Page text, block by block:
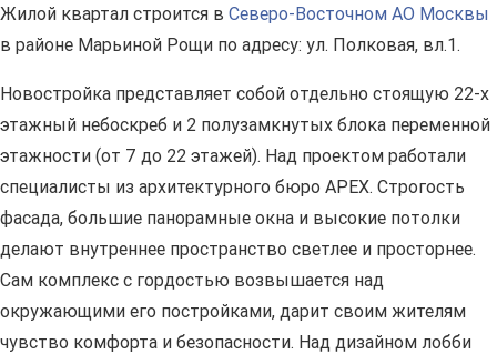
Жилой квартал строится в Северо-Восточном АО Москвы
в районе Марьиной Рощи по адресу: ул. Полковая, вл.1.
Новостройка представляет собой отдельно стоящую 22-х
этажный небоскреб и 2 полузамкнутых блока переменной
этажности (от 7 до 22 этажей). Над проектом работали
специалисты из архитектурного бюро APEX. Строгость
фасада, большие панорамные окна и высокие потолки
делают внутреннее пространство светлее и просторнее.
Сам комплекс с гордостью возвышается над
окружающими его постройками, дарит своим жителям
чувство комфорта и безопасности. Над дизайном лобби